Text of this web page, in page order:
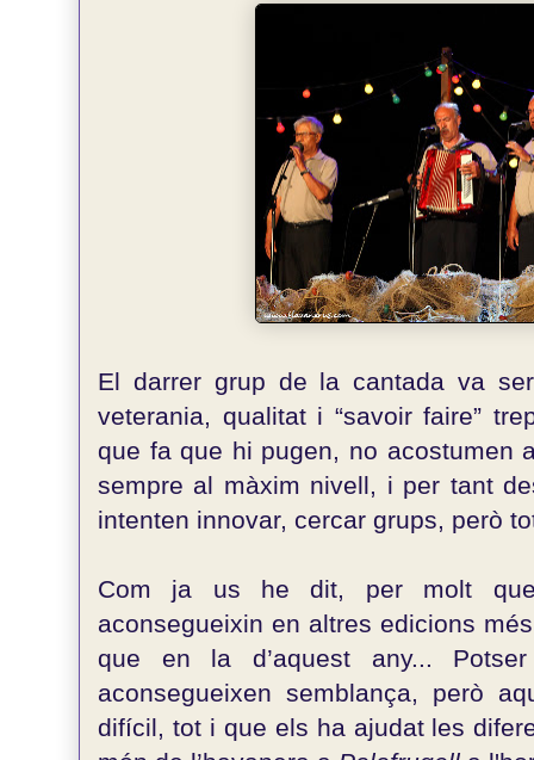
El darrer grup de la cantada va
veterania, qualitat i “savoir faire”
que fa que hi pugen, no acostumen
sempre al màxim nivell, i per tant
intenten innovar, cercar grups, però
Com ja us he dit, per molt
aconsegueixin en altres edicions
que en la d’aquest any...
aconsegueixen semblança, però
difícil, tot i que els ha ajudat les